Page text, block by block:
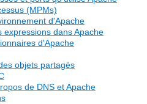
(MPMs)
d'Apache
expressions dans Apache
d'Apache
objets partagés
de DNS et Apache